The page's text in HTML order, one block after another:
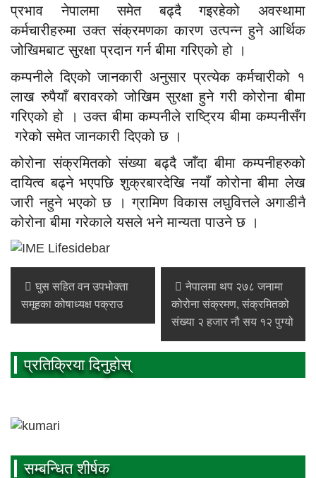
प्रभाव नेपालमा समेत बढ्दै गइरहेको अवस्थामा
कर्मचारीहरुमा उक्त संक्रमणका कारण उत्पन्न हुने आर्थिक
जोखिमबाट सुरक्षा प्रदान गर्न बीमा गरिएको हो ।
कम्पनीले दिएको जानकारी अनुसार प्रत्येक कर्मचारीको १
लाख रुपैयाँ बरावरको जोखिम सुरक्षा हुने गरी कोरोना बीमा
गरिएको हो । उक्त बीमा कम्पनीले राष्ट्रिय बीमा कम्पनीसँग
गरेको समेत जानकारी दिएको छ ।
कोरोना संक्रमितको संख्या बढ्दै जाँदा बीमा कम्पनीहरुको
दायित्व बढ्ने भएपछि शुक्रबारदेखि नयाँ कोरोना बीमा लेख
जारी नहुने भएको छ । ग्रामिण विकास लघुवित्तले अगाडीनै
कोरोना बीमा गरेकाले यसले भने मान्यता पाउनेछ ।
घुस सहित वन उपभोक्ता
समूहका कोषाध्यक्ष पक्राउ
नेपालमा थप २७८ जनामा
कोरोना संक्रमण, संक्रमितको
संख्या २ हजार नौ सय १२ पुग्यो
प्रतिक्रिया दिनुहोस्
सम्बन्धित शीर्षक